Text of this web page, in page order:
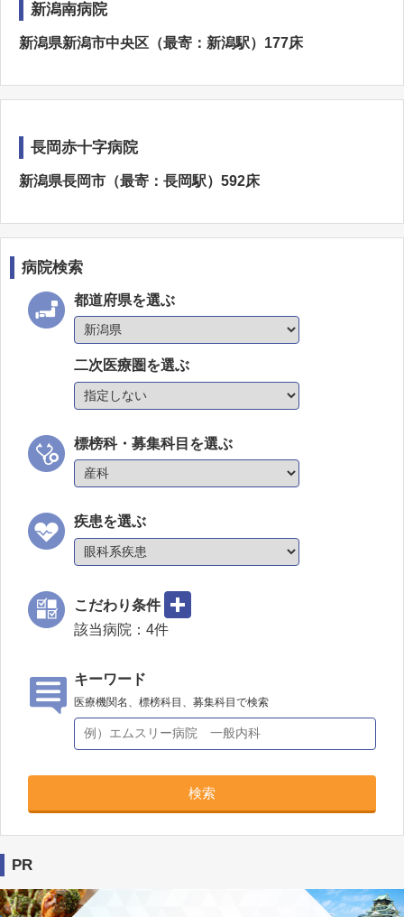
新潟南病院
新潟県新潟市中央区（最寄：新潟駅）177床
長岡赤十字病院
新潟県長岡市（最寄：長岡駅）592床
病院検索
都道府県を選ぶ
二次医療圏を選ぶ
標榜科・募集科目を選ぶ
疾患を選ぶ
こだわり条件
該当病院： 4件
キーワード
医療機関名、標榜科目、募集科目で検索
検索
PR